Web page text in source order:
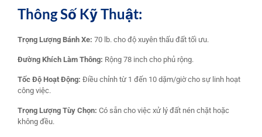
Thông Số Kỹ Thuật:
Trọng Lượng Bánh Xe: 70 lb. cho độ xuyên thấu đất tối ưu.
Đường Khích Làm Thông: Rộng 78 inch cho phủ rộng.
Tốc Độ Hoạt Động: Điều chỉnh từ 1 đến 10 dặm/giờ cho sự linh hoạt
công việc.
Trọng Lượng Tùy Chọn: Có sẵn cho việc xử lý đất nén chặt hoặc
không đều.